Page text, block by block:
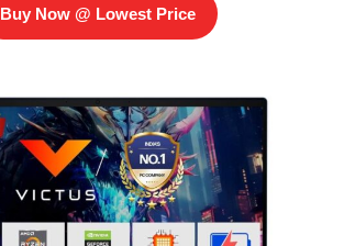
Buy Now @ Lowest Price